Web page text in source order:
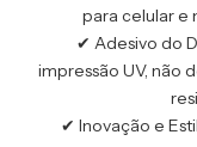
para celular e
✔ Adesivo do
impressão UV, não
✔ Inovação e